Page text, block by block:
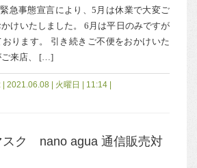
急事態宣言により、5月は休業で大変ご
けいたしました。 6月は平日のみですが
おります。 引き続きご不便をおかけいた
ご来店、 […]
2021.06.08 | 火曜日 | 11:14 |
スク nano agua 通信販売対